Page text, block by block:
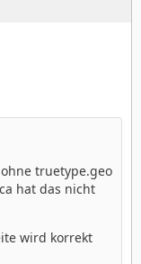
truetype.geo
hat das nicht
wird korrekt